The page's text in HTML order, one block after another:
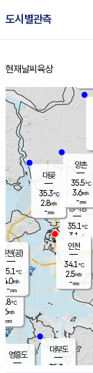
도시별관측
홈
현재날씨 육상
의도
℃
m/s
mm
영흥도
대부도
35.3
경서동
35.1℃
3.1 m/s
-mm
대곶
35.3℃
2.8m/s
-mm
양촌
35.5℃
3.6m/s
-mm
인천(공)
35.1℃
4.0m/s
-mm
인천
34.1℃
2.5m/s
-mm